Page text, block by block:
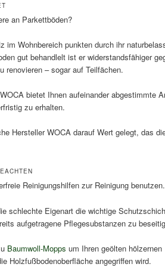
an Parkettböden?
im Wohnbereich punkten durch ihr
gut behandlelt ist er widerstandsfähiger
renovieren – sogar auf Teilfächen.
bietet Ihnen aufeinander abgestimmte
zu erhalten.
Hersteller WOCA darauf Wert gelegt, das
Reinigungshilfen zur Reinigung benutzen.
schlechte Eigenart die wichtige
aufgetragene Pflegesubstanzen zu
Baumwoll-Mopps um Ihren geölten
Holzfußbodenoberfläche angegriffen wird.